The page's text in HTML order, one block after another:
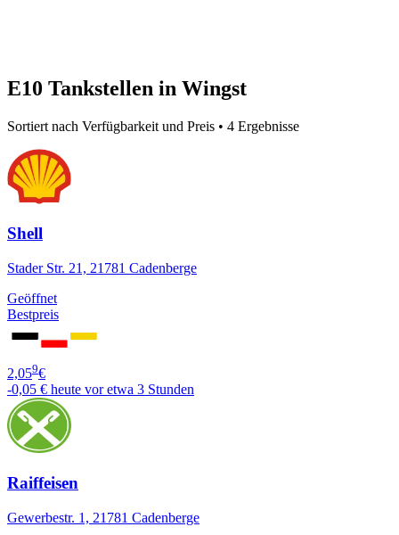
E10 Tankstellen in Wingst
Sortiert nach Verfügbarkeit und Preis • 4 Ergebnisse
Shell
Stader Str. 21, 21781 Cadenberge
Geöffnet
Bestpreis
2,059€
-0,05 € heute vor etwa 3 Stunden
Raiffeisen
Gewerbestr. 1, 21781 Cadenberge